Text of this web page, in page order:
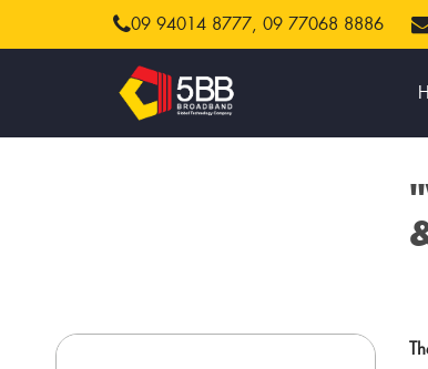
09 94014 8777, 09 77068 8886